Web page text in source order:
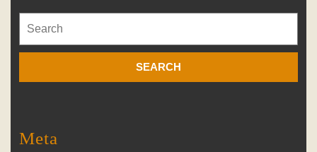
for:
Meta